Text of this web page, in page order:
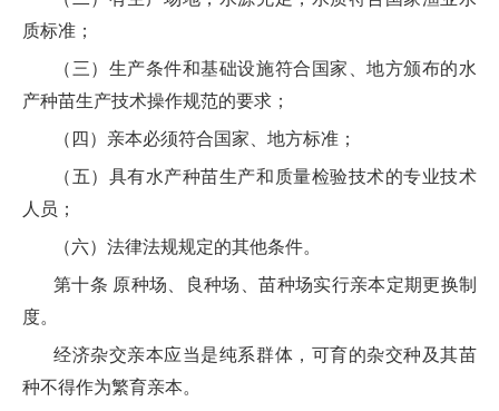
质标准；
（三）生产条件和基础设施符合国家、地方颁布的水
产种苗生产技术操作规范的要求；
（四）亲本必须符合国家、地方标准；
（五）具有水产种苗生产和质量检验技术的专业技术
人员；
（六）法律法规规定的其他条件。
第十条 原种场、良种场、苗种场实行亲本定期更换制
度。
经济杂交亲本应当是纯系群体，可育的杂交种及其苗
种不得作为繁育亲本。